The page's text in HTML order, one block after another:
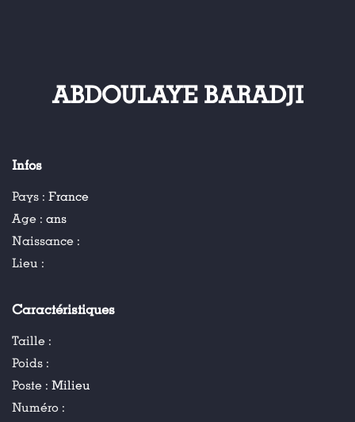
ABDOULAYE BARADJI
Infos
Pays : France
Age : ans
Naissance :
Lieu :
Caractéristiques
Taille :
Poids :
Poste : Milieu
Numéro :